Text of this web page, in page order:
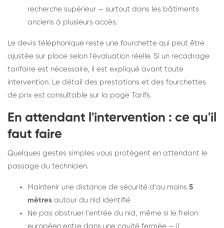
recherche supérieur — surtout dans les bâtiments
anciens à plusieurs accès.
Le devis téléphonique reste une fourchette qui peut être
ajustée sur place selon l'évaluation réelle. Si un recadrage
tarifaire est nécessaire, il est expliqué avant toute
intervention. Le détail des prestations et des fourchettes
de prix est consultable sur la page Tarifs.
En attendant l'intervention : ce qu'il
faut faire
Quelques gestes simples vous protègent en attendant le
passage du technicien.
Maintenir une distance de sécurité d'au moins 5
mètres autour du nid identifié
Ne pas obstruer l'entrée du nid, même si le frelon
européen entre dans une cavité fermée — il